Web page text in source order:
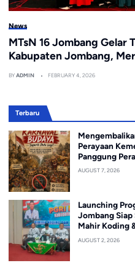
News
MTsN 16 Jombang Gelar
Kabupaten Jombang,
BYADMIN FEBRUARY 4, 2026
Terbaru
Perayaan
Panggung
AUGUST 7, 2026
Launching
Jombang Siap
Mahir Koding
AUGUST 2, 2026